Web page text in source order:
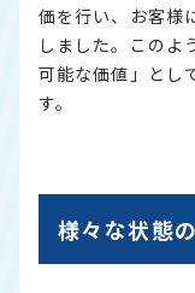
価を行い、お客様
しました。このよ
可能な価値」とし
す。
様々な状態